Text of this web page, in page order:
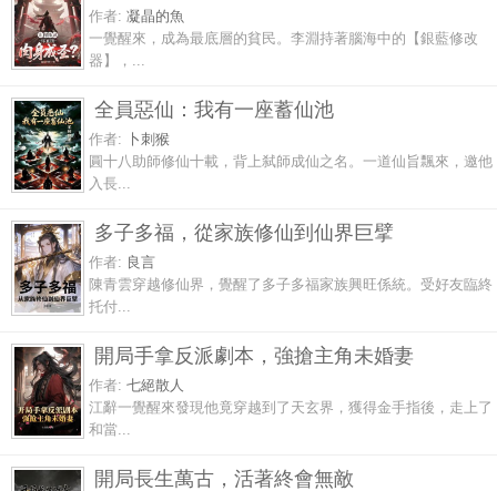
作者: 凝晶的魚
一覺醒來，成為最底層的貧民。李淵持著腦海中的【銀藍修改
器】，...
全員惡仙：我有一座蓄仙池
作者:
卜刺猴
圓十八助師修仙十載，背上弑師成仙之名。一道仙旨飄來，邀他
入長...
多子多福，從家族修仙到仙界巨擘
作者: 良言
陳青雲穿越修仙界，覺醒了多子多福家族興旺係統。受好友臨終
托付...
開局手拿反派劇本，強搶主角未婚妻
作者: 七絕散人
江辭一覺醒來發現他竟穿越到了天玄界，獲得金手指後，走上了
和當...
開局長生萬古，活著終會無敵